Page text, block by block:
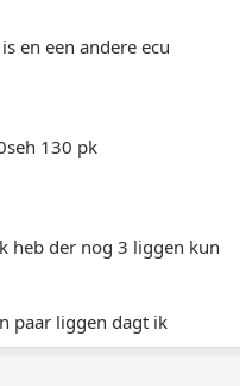
en een andere ecu
130 pk
heb der nog 3 liggen kun
paar liggen dagt ik